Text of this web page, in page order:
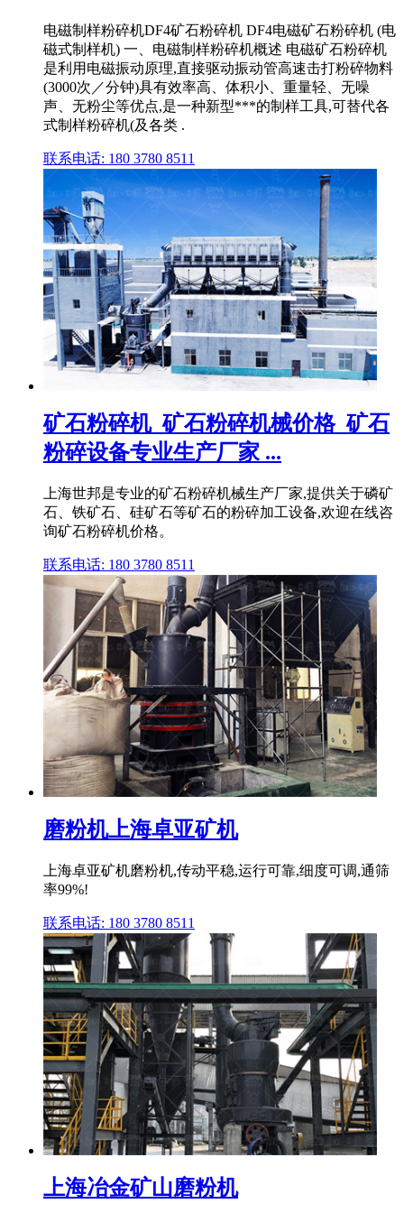
电磁制样粉碎机DF4矿石粉碎机 DF4电磁矿石粉碎机 (电
磁式制样机) 一、电磁制样粉碎机概述 电磁矿石粉碎机
是利用电磁振动原理,直接驱动振动管高速击打粉碎物料
(3000次／分钟)具有效率高、体积小、重量轻、无噪
声、无粉尘等优点,是一种新型***的制样工具,可替代各
式制样粉碎机(及各类 .
联系电话: 180 3780 8511
矿石粉碎机_矿石粉碎机械价格_矿石
粉碎设备专业生产厂家 ...
上海世邦是专业的矿石粉碎机械生产厂家,提供关于磷矿
石、铁矿石、硅矿石等矿石的粉碎加工设备,欢迎在线咨
询矿石粉碎机价格。
联系电话: 180 3780 8511
磨粉机上海卓亚矿机
上海卓亚矿机磨粉机,传动平稳,运行可靠,细度可调,通筛
率99%!
联系电话: 180 3780 8511
上海冶金矿山磨粉机